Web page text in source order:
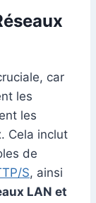
car
les
les
Cela inclut
de
S, ainsi
LAN et